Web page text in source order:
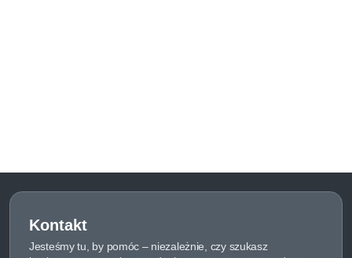
Kontakt
Jesteśmy tu, by pomóc – niezależnie, czy szukasz